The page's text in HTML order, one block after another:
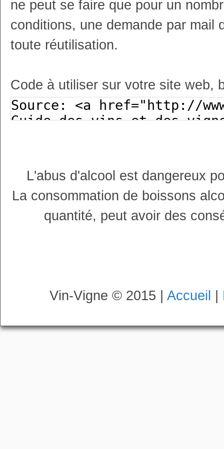
ne peut se faire que pour un
conditions, une demande par mail
toute réutilisation.
Code à utiliser sur votre site web,
L'abus d'alcool est dangereux
La consommation de boissons
quantité, peut avoir des
Vin-Vigne © 2015 | Accueil